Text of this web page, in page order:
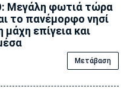
Μεγάλη φωτιά τώρα
το πανέμορφο νησί
μάχη επίγεια και
Μετάβαση